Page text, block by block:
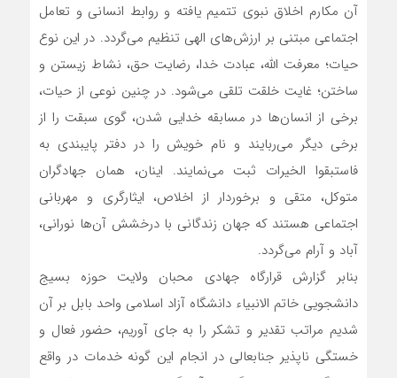
آن مکارم اخلاق نبوی تتمیم یافته و روابط انسانی و تعامل
اجتماعی مبتنی بر ارزش‌های الهی تنظیم می‌گردد. در این نوع
حیات؛ معرفت الله، عبادت خدا، رضایت حق، نشاط زیستن و
ساختن؛ غایت خلقت تلقی می‌شود. در چنین نوعی از حیات،
برخی از انسان‌ها در مسابقه خدایی شدن، گوی سبقت را از
برخی دیگر می‌ربایند و نام خویش را در دفتر پایبندی به
فاستبقوا الخیرات ثبت می‌نمایند. اینان، همان جهادگران
متوکل، متقی و برخوردار از اخلاص، ایثارگری و مهربانی
اجتماعی هستند که جهان زندگانی با درخشش آن‌ها نورانی،
آباد و آرام می‌گردد.
بنابر گزارش قرارگاه جهادی محبان ولایت حوزه بسیج
دانشجویی خاتم الانبیاء دانشگاه آزاد اسلامی واحد بابل بر آن
شدیم مراتب تقدیر و تشکر را به جای آوریم، حضور فعال و
خستگی ناپذیر جنابعالی در انجام این گونه خدمات در واقع